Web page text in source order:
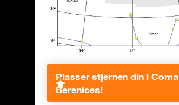
Plasser stjernen din i Coma
Berenices!